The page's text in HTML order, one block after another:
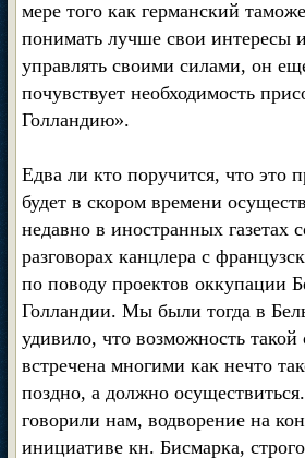
мере того как германский
понимать лучше свои интересы
управлять своими силами, он
почувствует необходимость
Голландию».
Едва ли кто поручится, что это
будет в скором времени
недавно в иностранных газетах
разговорах канцлера с
по поводу проектов оккупации
Голландии. Мы были тогда в
удивило, что возможность
встречена многими как нечто
поздно, а должно
говорили нам, водворение на
инициативе кн. Бисмарка,